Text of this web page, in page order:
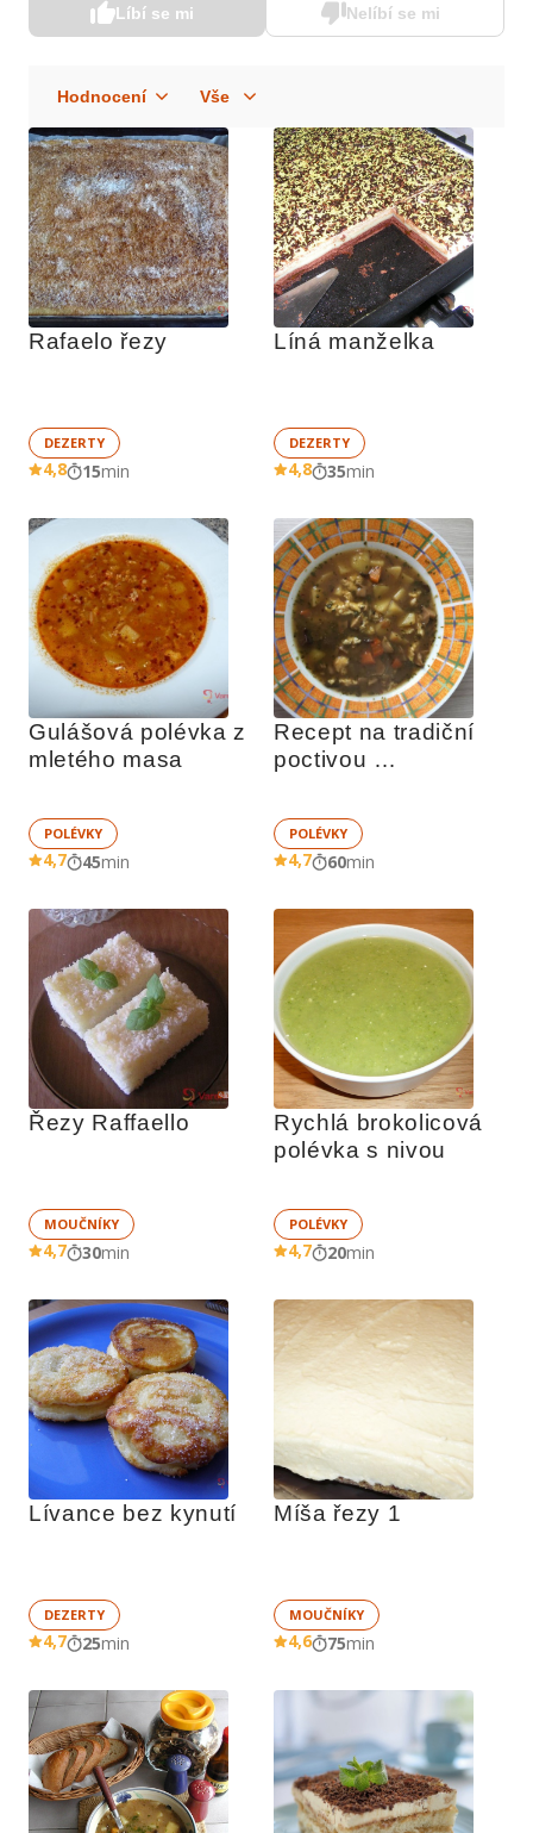
Líbí se mi Nelíbí se mi
Rafaelo řezy
DEZERTY
4,8 15min
Líná manželka
DEZERTY
4,8 35min
Gulášová polévka z
mletého masa
POLÉVKY
4,7 45min
Recept na tradiční
poctivou
POLÉVKY
4,7 60min
Řezy Raffaello
MOUČNÍKY
4,7 30min
Rychlá brokolicová
POLÉVKY
4,7 20min
Lívance bez kynutí
DEZERTY
4,7 25min
Míša řezy 1
MOUČNÍKY
4,6 75min